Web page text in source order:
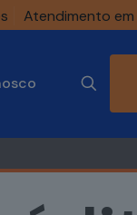
Atendimento em